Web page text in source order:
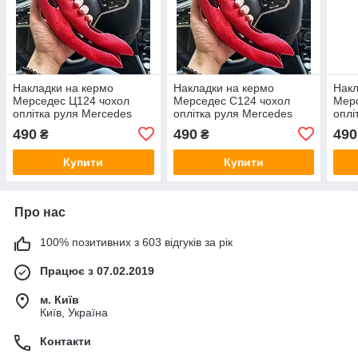
Накладки на кермо
Мерседес Ц124 чохол
оплітка руля Mercedes
490 ₴
Купити
Накладки на кермо
Мерседес С124 чохол
оплітка руля Mercedes
490₴
Купити
490
Про нас
100% позитивних з 603 відгуків за рік
Працює з 07.02.2019
м. Київ
Київ, Україна
Контакти